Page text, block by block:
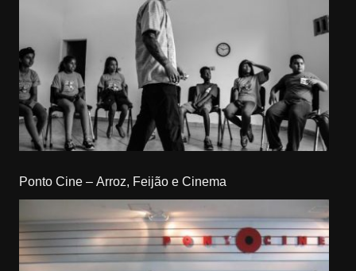
Ponto Cine – Arroz, Feijão e Cinema